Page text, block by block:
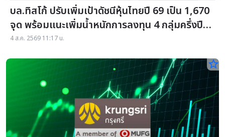
บล.ทิสโก้ ปรับเพิ่มเป้าดัชนีหุ้นไทยปี 69 เป็น 1,670
จุด พร้อมแนะเพิ่มน้ำหนักการลงทุน 4 กลุ่มครึ่งปี
หลัง
4 ส.ค. 2569 11:17 น.
star_border